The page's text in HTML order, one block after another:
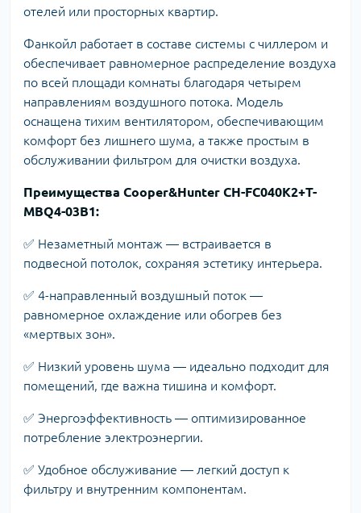
отелей или просторных квартир.
Фанкойл работает в составе системы с чиллером и
обеспечивает равномерное распределение воздуха
по всей площади комнаты благодаря четырем
направлениям воздушного потока. Модель
оснащена тихим вентилятором, обеспечивающим
комфорт без лишнего шума, а также простым в
обслуживании фильтром для очистки воздуха.
Преимущества Cooper&Hunter CH-FC040K2+T-
MBQ4-03B1:
✅ Незаметный монтаж — встраивается в
подвесной потолок, сохраняя эстетику интерьера.
✅ 4-направленный воздушный поток —
равномерное охлаждение или обогрев без
«мертвых зон».
✅ Низкий уровень шума — идеально подходит для
помещений, где важна тишина и комфорт.
✅ Энергоэффективность — оптимизированное
потребление электроэнергии.
✅ Удобное обслуживание — легкий доступ к
фильтру и внутренним компонентам.